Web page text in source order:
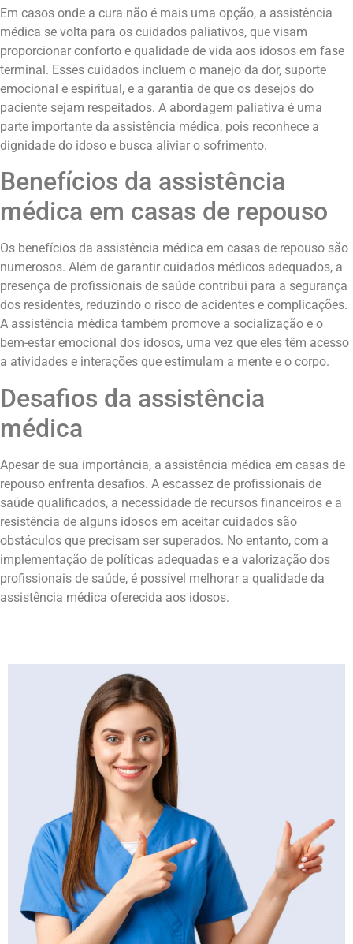
Em casos onde a cura não é mais uma opção, a assistência
médica se volta para os cuidados paliativos, que visam
proporcionar conforto e qualidade de vida aos idosos em fase
terminal. Esses cuidados incluem o manejo da dor, suporte
emocional e espiritual, e a garantia de que os desejos do
paciente sejam respeitados. A abordagem paliativa é uma
parte importante da assistência médica, pois reconhece a
dignidade do idoso e busca aliviar o sofrimento.
Benefícios da assistência
médica em casas de repouso
Os benefícios da assistência médica em casas de repouso são
numerosos. Além de garantir cuidados médicos adequados, a
presença de profissionais de saúde contribui para a segurança
dos residentes, reduzindo o risco de acidentes e complicações.
A assistência médica também promove a socialização e o
bem-estar emocional dos idosos, uma vez que eles têm acesso
a atividades e interações que estimulam a mente e o corpo.
Desafios da assistência
médica
Apesar de sua importância, a assistência médica em casas de
repouso enfrenta desafios. A escassez de profissionais de
saúde qualificados, a necessidade de recursos financeiros e a
resistência de alguns idosos em aceitar cuidados são
obstáculos que precisam ser superados. No entanto, com a
implementação de políticas adequadas e a valorização dos
profissionais de saúde, é possível melhorar a qualidade da
assistência médica oferecida aos idosos.